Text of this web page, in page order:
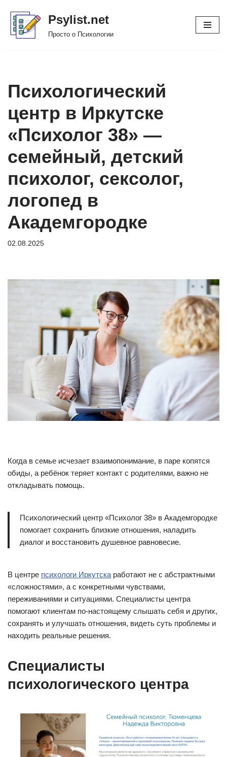
Перейти
Psylist.net
Просто о Психологии
Психологический
центр в Иркутске
«Психолог 38» —
семейный, детский
психолог, сексолог,
логопед в
Академгородке
02.08.2025
Когда в семье исчезает взаимопонимание, в паре копятся
обиды, а ребёнок теряет контакт с родителями, важно не
откладывать помощь.
Психологический центр «Психолог 38» в Академгородке
помогает сохранить близкие отношения, наладить
диалог и восстановить душевное равновесие.
В центре психологи Иркутска работают не с абстрактными
«сложностями», а с конкретными чувствами,
переживаниями и ситуациями. Специалисты центра
помогают клиентам по-настоящему слышать себя и других,
сохранять и улучшать отношения, видеть суть проблемы и
находить реальные решения.
Специалисты
психологического центра